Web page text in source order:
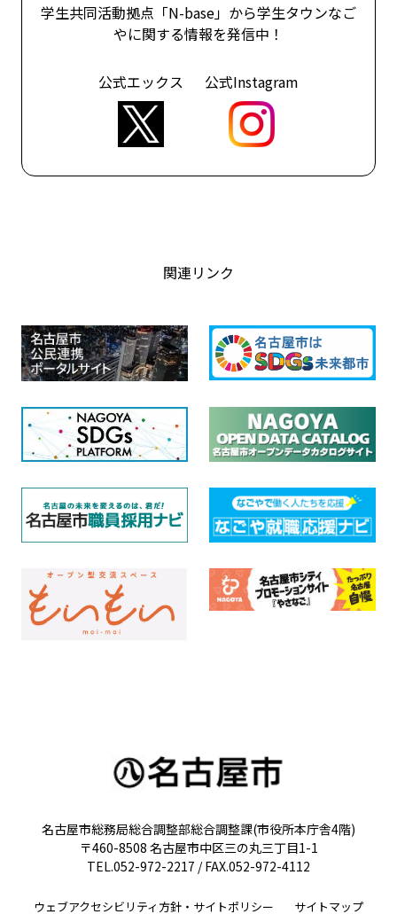
学生共同活動拠点「N-base」から学生タウンなご
やに関する情報を発信中！
公式エックス 公式Instagram
関連リンク
名古屋市総務局総合調整部総合調整課(市役所本庁舎4階)
〒460-8508 名古屋市中区三の丸三丁目1-1
TEL.052-972-2217 / FAX.052-972-4112
ウェブアクセシビリティ方針・サイトポリシー サイトマップ